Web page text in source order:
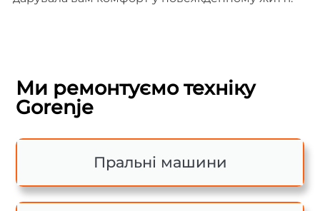
Ми ремонтуємо техніку
Gorenje
Пральні машини